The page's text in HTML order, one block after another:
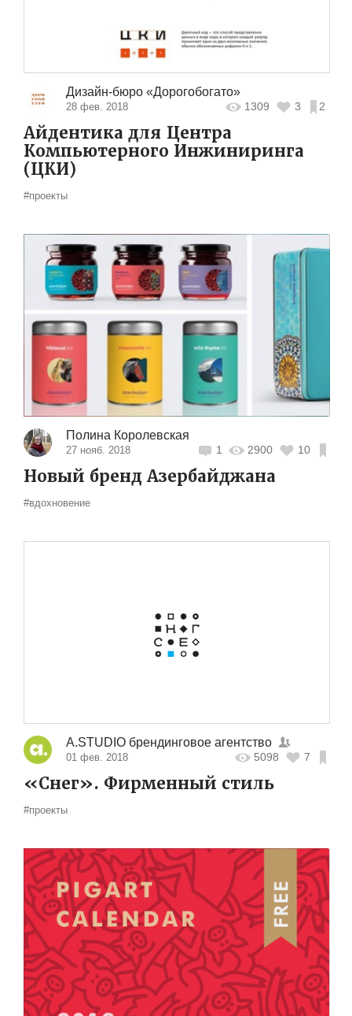
Дизайн-бюро «Дорогобогато»
28 фев. 2018 1309 3 2
Айдентика для Центра
Компьютерного Инжиниринга
(ЦКИ)
#проекты
Полина Королевская
27 нояб. 2018 1 2900 10
Новый бренд Азербайджана
#вдохновение
A.STUDIO брендинговое агентство
01 фев. 2018 5098 7
«Снег». Фирменный стиль
#проекты